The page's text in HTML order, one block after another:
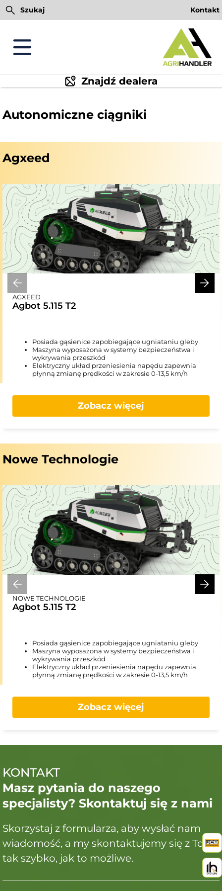
PrzejdźSzukaj Kontakt
Znajdź dealera
Autonomiczne ciągniki
Agxeed
AGXEED
Agbot 5.115 T2
Posiada gąsienice zapobiegające ugniataniu gleby
Maszyna wyposażona w systemy bezpieczeństwa i
wykrywania przeszkód
Elektryczny układ przeniesienia napędu zapewnia
płynną zmianę prędkości w zakresie 0-13,5 km/h
Zobacz więcej
Nowe Technologie
NOWE TECHNOLOGIE
Agbot 5.115 T2
Posiada gąsienice zapobiegające ugniataniu gleby
Maszyna wyposażona w systemy bezpieczeństwa i
wykrywania przeszkód
Elektryczny układ przeniesienia napędu zapewnia
płynną zmianę prędkości w zakresie 0-13,5 km/h
Zobacz więcej
KONTAKT
Masz pytania do naszego
specjalisty? Skontaktuj się z nami
Skorzystaj z formularza, aby wysłać nam
wiadomość, a my skontaktujemy się z Tobą
tak szybko, jak to możliwe.